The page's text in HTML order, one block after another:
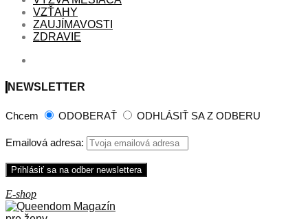
VZŤAHY
ZAUJÍMAVOSTI
ZDRAVIE
NEWSLETTER
Chcem ODOBERAŤ ODHLÁSIŤ SA Z ODBERU
Emailová adresa: